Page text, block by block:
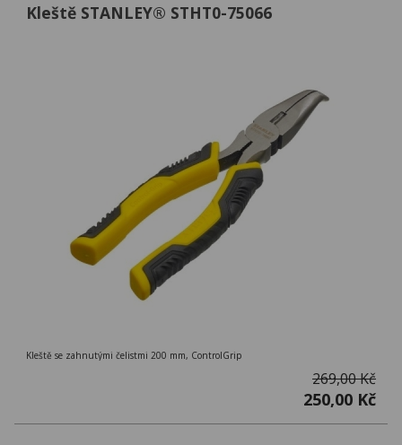
Kleště STANLEY® STHT0-75066
Kleště se zahnutými čelistmi 200 mm, ControlGrip
269,00 Kč
250,00 Kč